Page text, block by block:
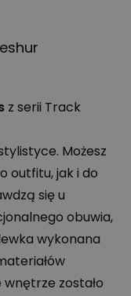
z serii Track
Możesz
outfitu, jak i do
się u
obuwia,
wykonana
zostało